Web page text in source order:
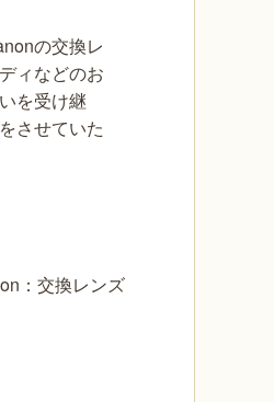
の交換レ
ィなどのお
を受け継
させていた
：交換レンズ